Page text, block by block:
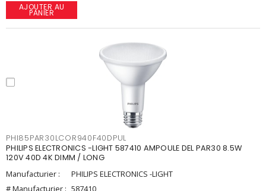
AJOUTER AU
PANIER
PHI85PAR30LCOR940F40DPUL
PHILIPS ELECTRONICS -LIGHT 587410 AMPOULE DEL PAR30 8.5W
120V 40D 4K DIMM / LONG
Manufacturier :
PHILIPS ELECTRONICS -LIGHT
# Manufacturier : 587410